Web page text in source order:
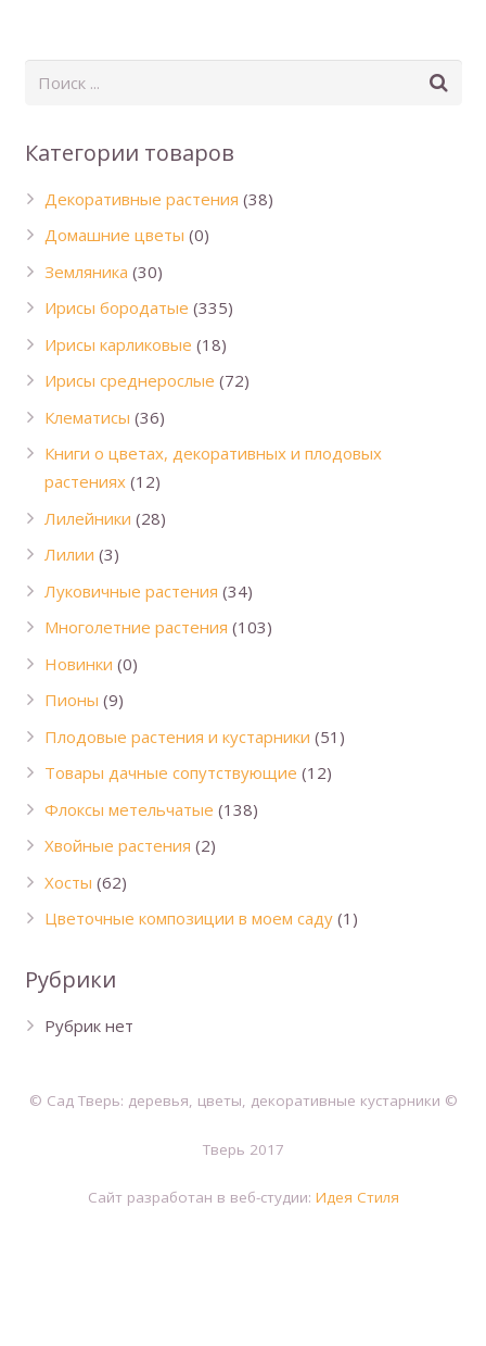
Категории товаров
Декоративные растения (38)
Домашние цветы (0)
Земляника (30)
Ирисы бородатые (335)
Ирисы карликовые (18)
Ирисы среднерослые (72)
Клематисы (36)
Книги о цветах, декоративных и плодовых
растениях (12)
Лилейники (28)
Лилии (3)
Луковичные растения (34)
Многолетние растения (103)
Новинки (0)
Пионы (9)
Плодовые растения и кустарники (51)
Товары дачные сопутствующие (12)
Флоксы метельчатые (138)
Хвойные растения (2)
Хосты (62)
Цветочные композиции в моем саду (1)
Рубрики
Рубрик нет
© Сад Тверь: деревья, цветы, декоративные кустарники ©
Тверь 2017
Сайт разработан в веб-студии: Идея Стиля